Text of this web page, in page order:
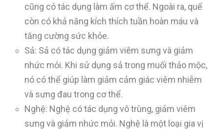
cũng có tác dụng làm ấm cơ thể. Ngoài ra, quế
còn có khả năng kích thích tuần hoàn máu và
tăng cường sức khỏe.
Sả: Sả có tác dụng giảm viêm sưng và giảm
nhức mỏi. Khi sử dụng sả trong muối thảo mộc,
nó có thể giúp làm giảm cảm giác viêm nhiễm
và sưng đau trong cơ thể.
Nghệ: Nghệ có tác dụng vô trùng, giảm viêm
sưng và giảm nhức mỏi. Nghệ là một loại gia vị